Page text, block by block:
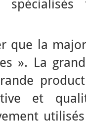
que la
». La
et